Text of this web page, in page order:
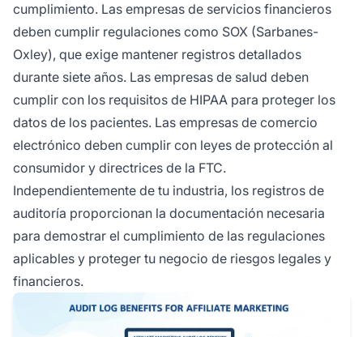
cumplimiento. Las empresas de servicios financieros
deben cumplir regulaciones como SOX (Sarbanes-
Oxley), que exige mantener registros detallados
durante siete años. Las empresas de salud deben
cumplir con los requisitos de HIPAA para proteger los
datos de los pacientes. Las empresas de comercio
electrónico deben cumplir con leyes de protección al
consumidor y directrices de la FTC.
Independientemente de tu industria, los registros de
auditoría proporcionan la documentación necesaria
para demostrar el cumplimiento de las regulaciones
aplicables y proteger tu negocio de riesgos legales y
financieros.